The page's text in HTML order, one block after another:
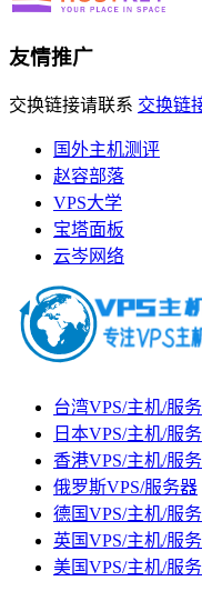
友情推广
交换链接请联系 交换链
国外主机测评
赵容部落
VPS大学
宝塔面板
云岑网络
台湾VPS/主机/服
日本VPS/主机/服
香港VPS/主机/服
俄罗斯VPS/服务器
德国VPS/主机/服
英国VPS/主机/服
美国VPS/主机/服